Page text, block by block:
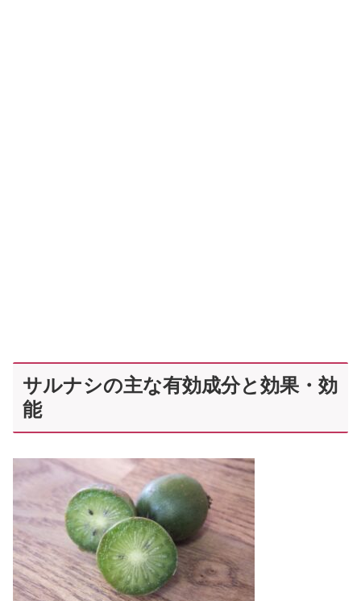
サルナシの主な有効成分と効果・効
能